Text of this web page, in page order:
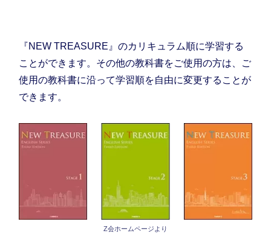
『NEW TREASURE』のカリキュラム順に学習する
ことができます。その他の教科書をご使用の方は、ご
使用の教科書に沿って学習順を自由に変更することが
できます。
Z会ホームページより